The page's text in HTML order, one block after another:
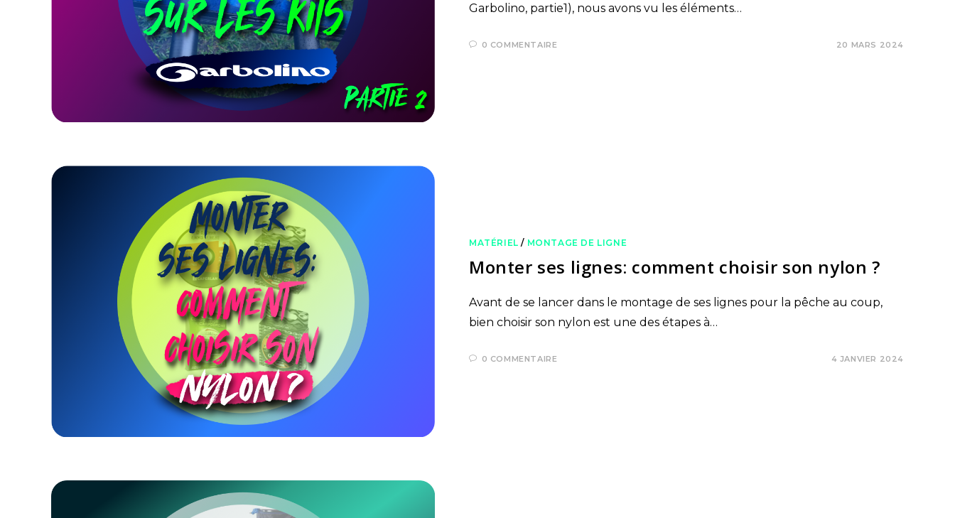
Garbolino, partie1), nous avons vu les éléments…
0 COMMENTAIRE 20 MARS 2024
MATÉRIEL / MONTAGE DE LIGNE
Monter ses lignes: comment choisir son nylon ?
Avant de se lancer dans le montage de ses lignes pour la pêche au coup,
bien choisir son nylon est une des étapes à…
0 COMMENTAIRE 4 JANVIER 2024